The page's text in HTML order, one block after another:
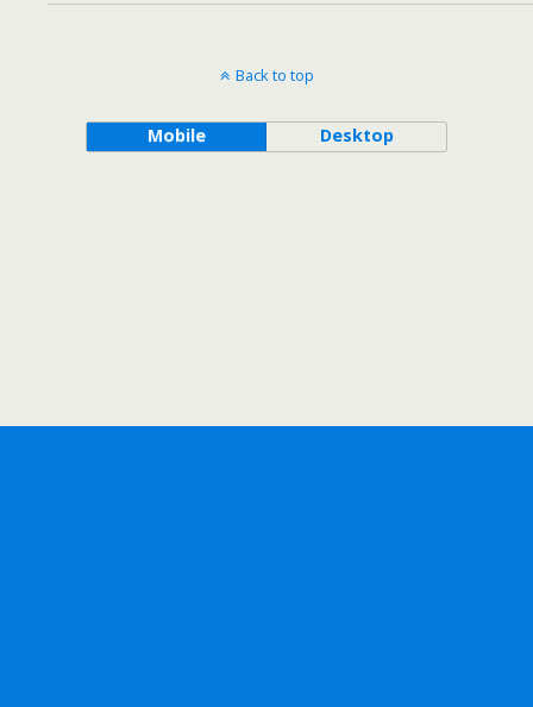
Back to top
Mobile Desktop